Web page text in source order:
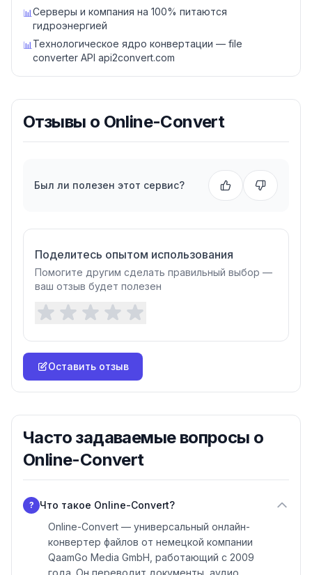
📊Серверы и компания на 100% питаются
гидроэнергией
📊 Технологическое ядро конвертации — file
converter API api2convert.com
Отзывы о Online-Convert
Был ли полезен этот сервис?
Поделитесь опытом использования
Помогите другим сделать правильный выбор —
ваш отзыв будет полезен
Оставить отзыв
Часто задаваемые вопросы о
Online-Convert
?
Что такое Online-Convert?
Online-Convert — универсальный онлайн-
конвертер файлов от немецкой компании
QaamGo Media GmbH, работающий с 2009
года. Он переводит документы, аудио,